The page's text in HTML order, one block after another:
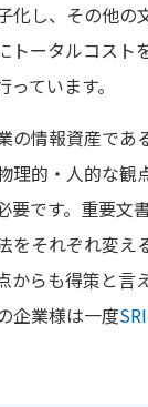
化し、その他の
トータルコスト
ています。
の情報資産であ
理的・人的な観
要です。重要文
をそれぞれ変え
からも得策と言
企業様は一度